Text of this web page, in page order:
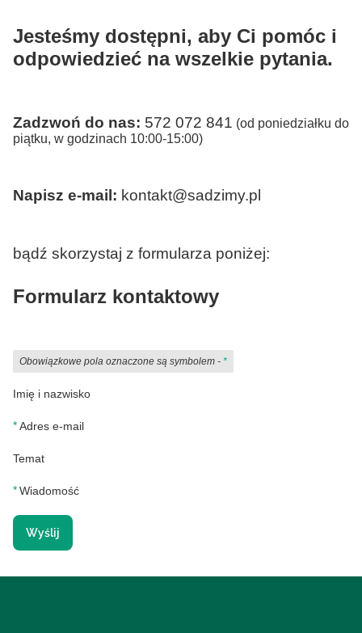
Jesteśmy dostępni, aby Ci pomóc i
odpowiedzieć na wszelkie pytania.
Zadzwoń do nas: 572 072 841 (od poniedziałku do
piątku, w godzinach 10:00-15:00)
Napisz e-mail: kontakt@sadzimy.pl
bądź skorzystaj z formularza poniżej:
Formularz kontaktowy
Obowiązkowe pola oznaczone są symbolem - *
Imię i nazwisko
*Adres e-mail
Temat
*Wiadomość
Wyślij